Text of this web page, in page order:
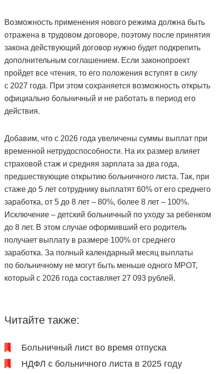
Возможность применения нового режима должна быть
отражена в трудовом договоре, поэтому после принятия
закона действующий договор нужно будет подкрепить
дополнительным соглашением. Если законопроект
пройдет все чтения, то его положения вступят в силу
с 2027 года. При этом сохраняется возможность открыть
официально больничный и не работать в период его
действия.
Добавим, что с 2026 года увеличены суммы выплат при
временной нетрудоспособности. На их размер влияет
страховой стаж и средняя зарплата за два года,
предшествующие открытию больничного листа. Так, при
стаже до 5 лет сотруднику выплатят 60% от его среднего
заработка, от 5 до 8 лет – 80%, более 8 лет – 100%.
Исключение – детский больничный по уходу за ребенком
до 8 лет. В этом случае оформивший его родитель
получает выплату в размере 100% от среднего
заработка. За полный календарный месяц выплаты
по больничному не могут быть меньше одного МРОТ,
который с 2026 года составляет 27 093 рублей.
Читайте также:
Больничный лист во время отпуска
НДФЛ с больничного листа в 2025 году